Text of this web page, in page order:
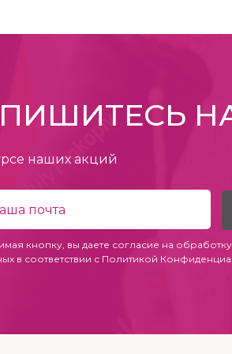
наших акций
кнопку, вы даете согласие на
в соответствии с Политикой